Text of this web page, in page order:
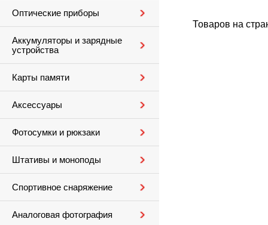
Оптические приборы
Аккумуляторы и зарядные
устройства
Карты памяти
Аксессуары
Фотосумки и рюкзаки
Штативы и моноподы
Спортивное снаряжение
Аналоговая фотография
Товаров на